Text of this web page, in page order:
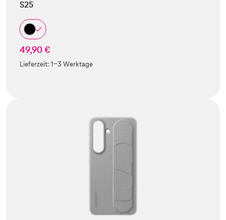
S25
49,90 €
Lieferzeit:1-3 Werktage